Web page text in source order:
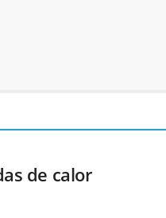
de calor